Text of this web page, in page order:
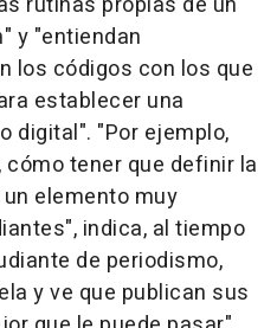
y "entiendan
los códigos con los que
establecer una
digital". "Por ejemplo,
tener que definir la
elemento muy
indica, al tiempo
de periodismo,
y ve que publican sus